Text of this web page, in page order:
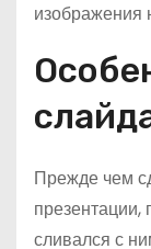
изображения
Прежде чем
презентации,
сливался с